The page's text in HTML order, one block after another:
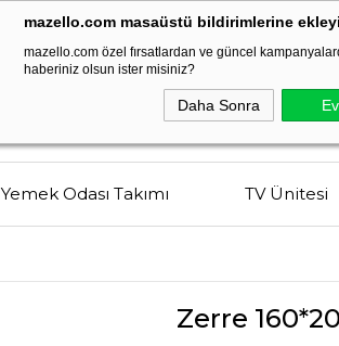
mazello.com masaüstü bildirimlerine
mazello.com özel fırsatlardan ve güncel
haberiniz olsun ister misiniz?
Daha Sonra
EstetikveKaliteninBuluşma
Yemek Odası Takımı TV Ünitesi
Zerre